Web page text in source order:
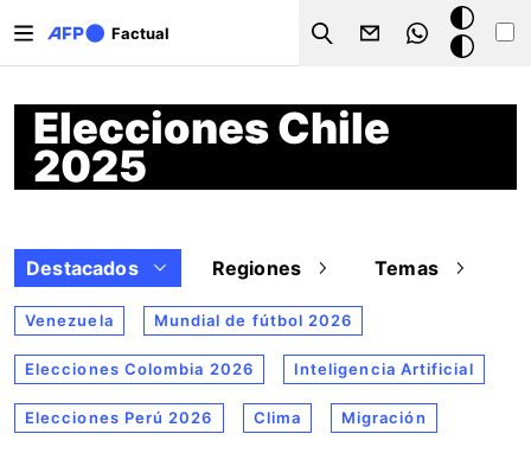
Factual
Search
Modo
oscuro
Elecciones Chile
2025
Destacados Regiones Temas
Venezuela Mundial de fútbol 2026
Elecciones Colombia 2026 Inteligencia Artificial
Elecciones Perú 2026 Clima Migración